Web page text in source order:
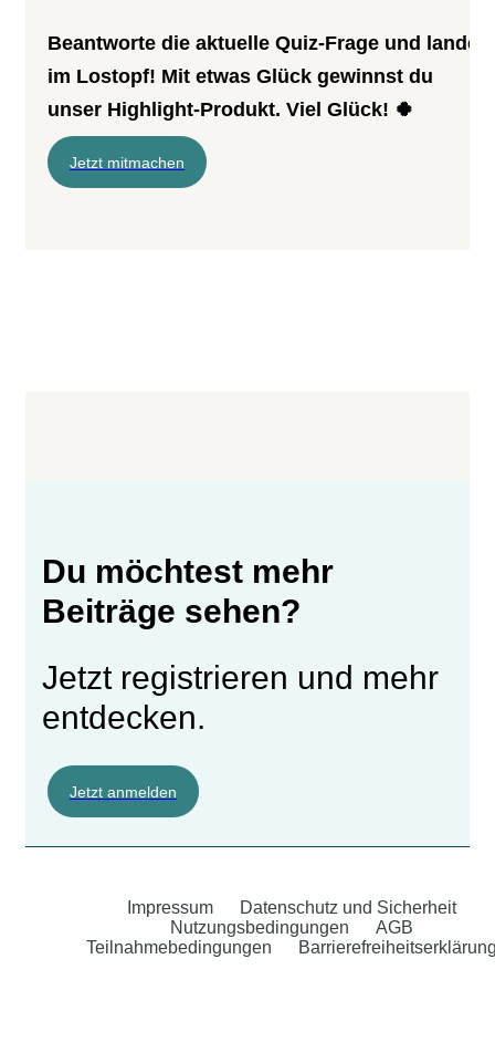
Beantworte die aktuelle Quiz-Frage und lande
im Lostopf! Mit etwas Glück gewinnst du
unser Highlight-Produkt. Viel Glück! 🍀
Jetzt mitmachen
Du möchtest mehr
Beiträge sehen?
Jetzt registrieren und mehr
entdecken.
Jetzt anmelden
Impressum
Datenschutz und Sicherheit
Nutzungsbedingungen
AGB
Teilnahmebedingungen